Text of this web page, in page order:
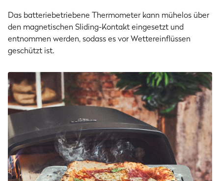
Das batteriebetriebene Thermometer kann mühelos über
den magnetischen Sliding-Kontakt eingesetzt und
entnommen werden, sodass es vor Wettereinflüssen
geschützt ist.